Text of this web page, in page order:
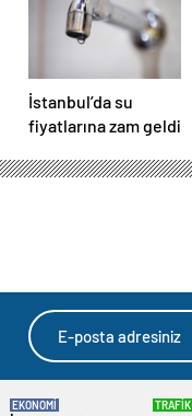
İstanbul’da su
fiyatlarına zam geldi
EKONOMİ TRAFİK